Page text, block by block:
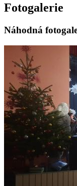
Fotogalerie
Náhodná